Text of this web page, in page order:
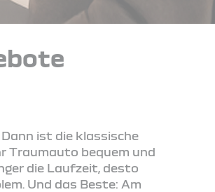
ist die klassische
Traumauto bequem und
die Laufzeit, desto
Und das Beste: Am